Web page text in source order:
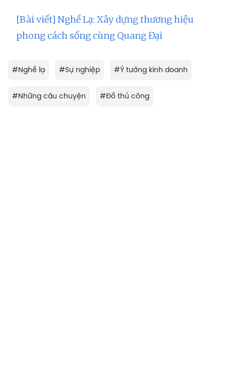
[Bài viết] Nghề Lạ: Xây dựng thương hiệu
phong cách sống cùng Quang Đại
#Nghề lạ #Sự nghiệp #Ý tưởng kinh doanh
#Những câu chuyện #Đồ thủ công